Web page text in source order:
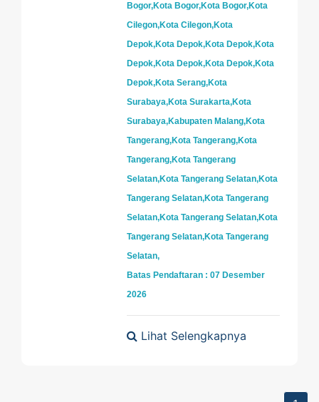
Bogor,Kota Bogor,Kota Bogor,Kota
Cilegon,Kota Cilegon,Kota
Depok,Kota Depok,Kota Depok,Kota
Depok,Kota Depok,Kota Depok,Kota
Depok,Kota Serang,Kota
Surabaya,Kota Surakarta,Kota
Surabaya,Kabupaten Malang,Kota
Tangerang,Kota Tangerang,Kota
Tangerang,Kota Tangerang
Selatan,Kota Tangerang Selatan,Kota
Tangerang Selatan,Kota Tangerang
Selatan,Kota Tangerang Selatan,Kota
Tangerang Selatan,Kota Tangerang
Selatan,
Batas Pendaftaran : 07 Desember
2026
Lihat Selengkapnya